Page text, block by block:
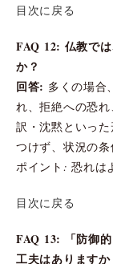
目次に戻る
FAQ 12: 仏教で
か？
回答: 多くの場合
れ、拒絶への恐
訳・沈黙といっ
つけず、状況の条
ポイント: 恐れは
目次に戻る
FAQ 13: 「防御
工夫はありますか